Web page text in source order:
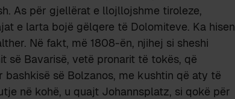
As për gjellërat e llojllojshme tiroleze,
e larta bojë gëlqere të Dolomiteve. Ka hisen
Në fakt, më 1808-ën, njihej si sheshi
së Bavarisë, vetë pronarit të tokës, që
së Bolzanos, me kushtin që aty të
në kohë, u quajt Johannsplatz, si qokë për